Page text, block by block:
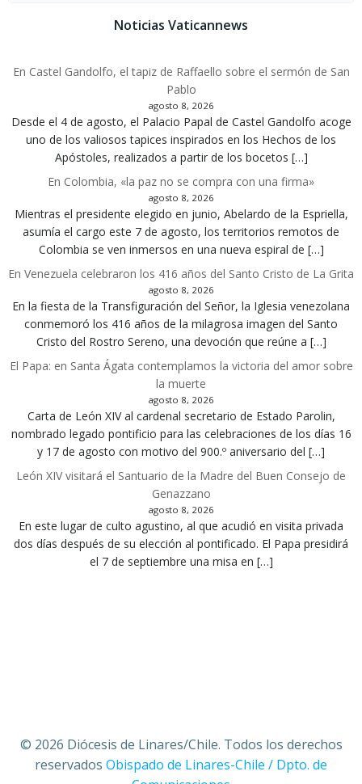
Noticias Vaticannews
En Castel Gandolfo, el tapiz de Raffaello sobre el sermón de San
Pablo
agosto 8, 2026
Desde el 4 de agosto, el Palacio Papal de Castel Gandolfo acoge
uno de los valiosos tapices inspirados en los Hechos de los
Apóstoles, realizados a partir de los bocetos […]
En Colombia, «la paz no se compra con una firma»
agosto 8, 2026
Mientras el presidente elegido en junio, Abelardo de la Espriella,
asumía el cargo este 7 de agosto, los territorios remotos de
Colombia se ven inmersos en una nueva espiral de […]
En Venezuela celebraron los 416 años del Santo Cristo de La Grita
agosto 8, 2026
En la fiesta de la Transfiguración del Señor, la Iglesia venezolana
conmemoró los 416 años de la milagrosa imagen del Santo
Cristo del Rostro Sereno, una devoción que reúne a […]
El Papa: en Santa Ágata contemplamos la victoria del amor sobre
la muerte
agosto 8, 2026
Carta de León XIV al cardenal secretario de Estado Parolin,
nombrado legado pontificio para las celebraciones de los días 16
y 17 de agosto con motivo del 900.º aniversario del […]
León XIV visitará el Santuario de la Madre del Buen Consejo de
Genazzano
agosto 8, 2026
En este lugar de culto agustino, al que acudió en visita privada
dos días después de su elección al pontificado. El Papa presidirá
el 7 de septiembre una misa en […]
© 2026 Diócesis de Linares/Chile. Todos los derechos
reservados Obispado de Linares-Chile / Dpto. de